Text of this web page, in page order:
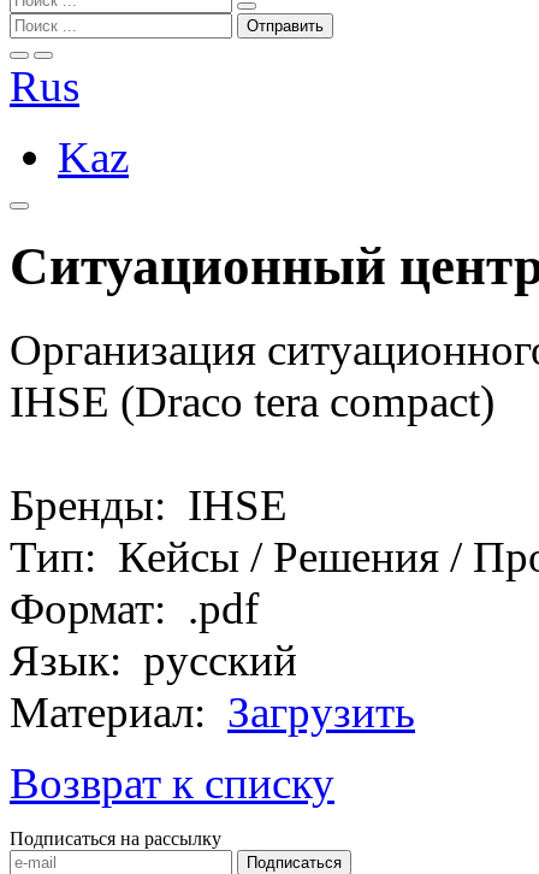
Rus
Kaz
Ситуационный
Организация
IHSE (Draco tera compact)
Бренды: IHSE
Тип: Кейсы / Решения /
Формат: .pdf
Язык: русский
Материал: Загрузить
Возврат к списку
Подписаться на рассылку
Подписаться